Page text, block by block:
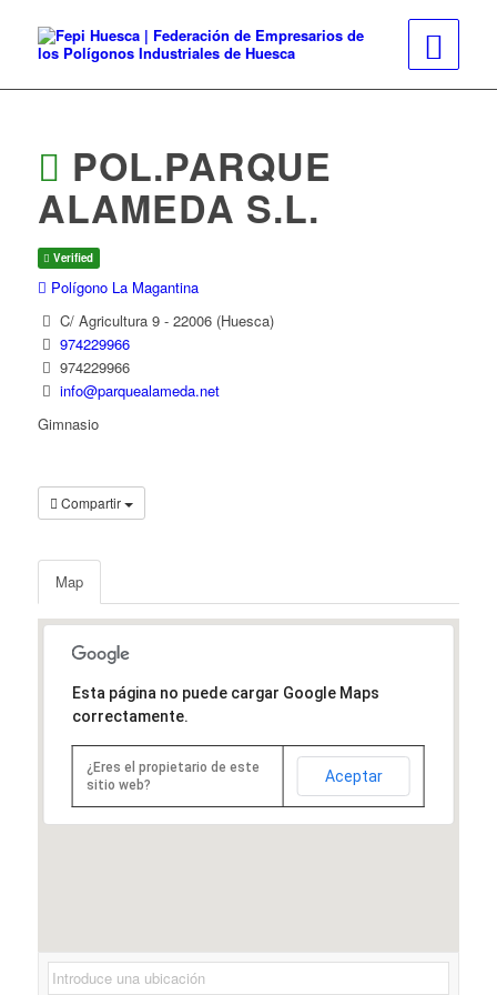
POL.PARQUE
ALAMEDA S.L.
Verified
Polígono La Magantina
C/ Agricultura 9 - 22006 (Huesca)
974229966
974229966
info@parquealameda.net
Gimnasio
Compartir
Map
Esta página no puede cargar Google Maps
correctamente.
¿Eres el propietario de este
sitio web?
Aceptar